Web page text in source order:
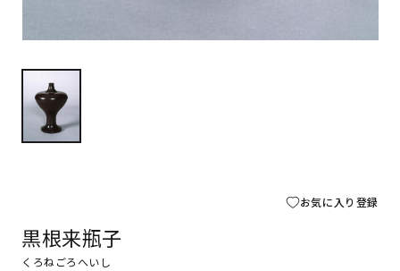
お気に入り登録
黒根来瓶子
くろねごろへいし